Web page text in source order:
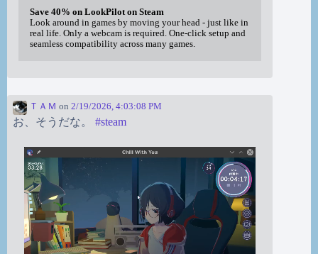
Save 40% on LookPilot on Steam
Look around in games by moving your head - just like in
real life. Only a webcam is required. One-click setup and
seamless compatibility across many games.
ＴＡＭ on 2/19/2026, 4:03:08 PM
お、そうだな。 #steam